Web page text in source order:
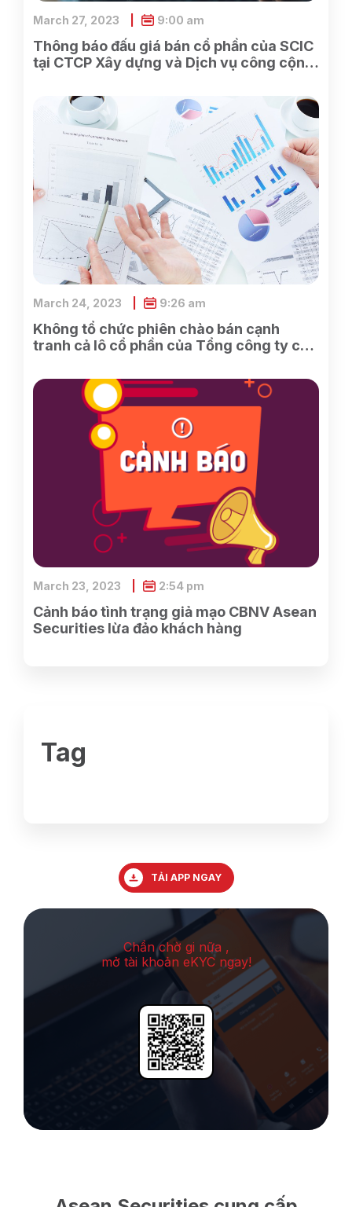
Thông báo đấu giá bán cổ phần của SCIC
tại CTCP Xây dựng và Dịch vụ công cộng
March 27, 2023 9:00 am
Không tổ chức phiên chào bán cạnh
tranh cả lô cổ phần của Tổng công ty cổ
SCIC sở hữu
March 24, 2023 9:26 am
Cảnh báo tình trạng giả mạo CBNV Asean
Securities lừa đảo khách hàng
March 23, 2023 2:54 pm
Tag
TẢI APP NGAY
Chần chờ gi nữa ,
mở tài khoản eKYC ngay!